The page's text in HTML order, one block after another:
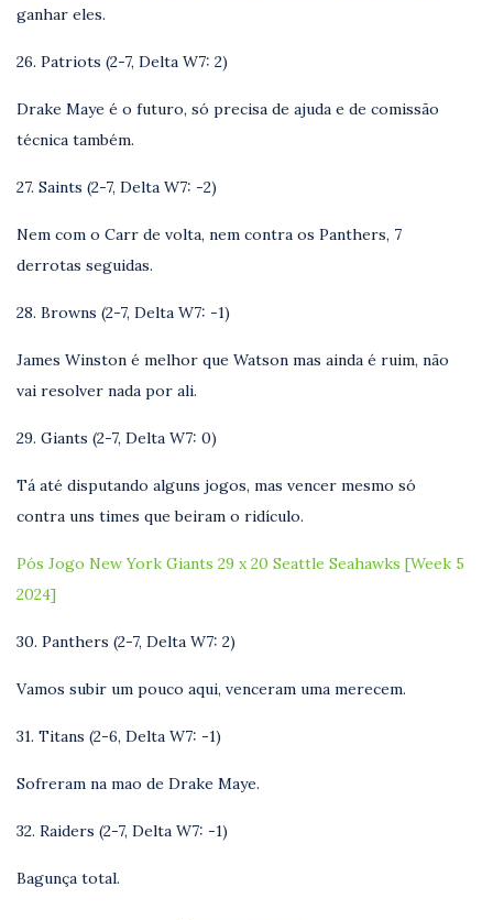
ganhar eles.
26. Patriots (2-7, Delta W7: 2)
Drake Maye é o futuro, só precisa de ajuda e de comissão
técnica também.
27. Saints (2-7, Delta W7: -2)
Nem com o Carr de volta, nem contra os Panthers, 7
derrotas seguidas.
28. Browns (2-7, Delta W7: -1)
James Winston é melhor que Watson mas ainda é ruim, não
vai resolver nada por ali.
29. Giants (2-7, Delta W7: 0)
Tá até disputando alguns jogos, mas vencer mesmo só
contra uns times que beiram o ridículo.
Pós Jogo New York Giants 29 x 20 Seattle Seahawks [Week 5
2024]
30. Panthers (2-7, Delta W7: 2)
Vamos subir um pouco aqui, venceram uma merecem.
31. Titans (2-6, Delta W7: -1)
Sofreram na mao de Drake Maye.
32. Raiders (2-7, Delta W7: -1)
Bagunça total.